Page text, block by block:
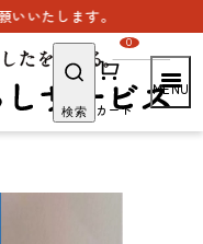
検索 カート
0